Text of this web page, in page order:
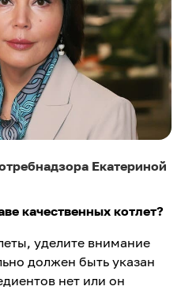
Екатериной
качественных котлет?
уделите внимание
должен быть указан
нет или он